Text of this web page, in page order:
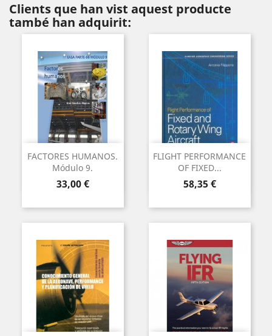
Clients que han vist aquest producte
també han adquirit:
FACTORES HUMANOS.
Módulo 9.
Preu
33,00 €
FLIGHT PERFORMANCE
OF FIXED...
Preu
58,35 €